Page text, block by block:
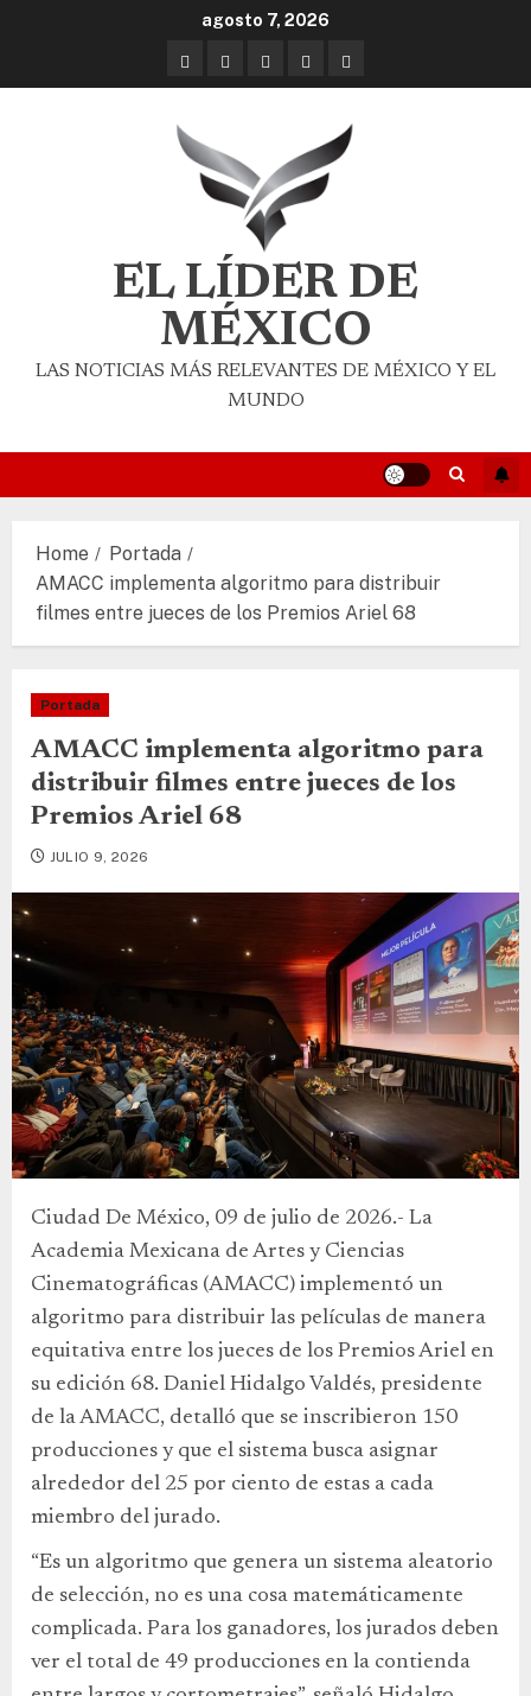
agosto 7, 2026
EL LÍDER DE
MÉXICO
LAS NOTICIAS MÁS RELEVANTES DE MÉXICO Y EL
MUNDO
Home
Portada
AMACC implementa algoritmo para distribuir
filmes entre jueces de los Premios Ariel 68
Portada
AMACC implementa algoritmo para
distribuir filmes entre jueces de los
Premios Ariel 68
JULIO 9, 2026
Ciudad De México, 09 de julio de 2026.- La
Academia Mexicana de Artes y Ciencias
Cinematográficas (AMACC) implementó un
algoritmo para distribuir las películas de manera
equitativa entre los jueces de los Premios Ariel en
su edición 68. Daniel Hidalgo Valdés, presidente
de la AMACC, detalló que se inscribieron 150
producciones y que el sistema busca asignar
alrededor del 25 por ciento de estas a cada
miembro del jurado.
“Es un algoritmo que genera un sistema aleatorio
de selección, no es una cosa matemáticamente
complicada. Para los ganadores, los jurados deben
ver el total de 49 producciones en la contienda